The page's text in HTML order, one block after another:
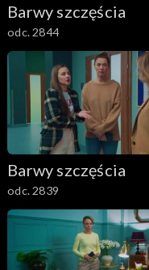
Barwy szczęścia
odc. 2844
Barwy szczęścia
odc. 2839